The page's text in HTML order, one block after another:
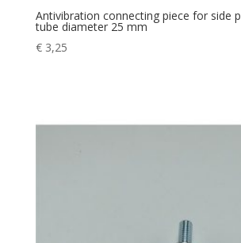
Antivibration connecting piece for side
tube diameter 25 mm
€3,25